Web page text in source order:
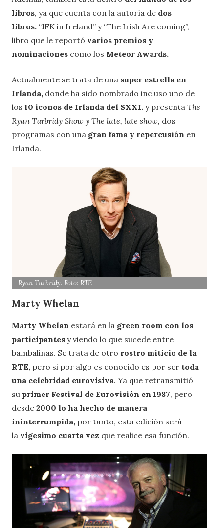
libros, ya que cuenta con la autoría de dos
libros: “JFK in Ireland” y “The Irish Are coming”,
libro que le reportó varios premios y
nominaciones como los Meteor Awards.
Actualmente se trata de una super estrella en
Irlanda, donde ha sido nombrado incluso uno de
los 10 iconos de Irlanda del SXXI. y presenta The
Ryan Turbridy Show y The late, late show, dos
programas con una gran fama y repercusión en
Irlanda.
Ryan Turbridy. Foto: RTE
Marty Whelan
Marty Whelan estará en la green room con los
participantes y viendo lo que sucede entre
bambalinas. Se trata de otro rostro míticio de la
RTE, pero si por algo es conocido es por ser toda
una celebridad eurovisiva. Ya que retransmitió
su primer Festival de Eurovisión en 1987, pero
desde 2000 lo ha hecho de manera
ininterrumpida, por tanto, esta edición será
la vigesimo cuarta vez que realice esa función.